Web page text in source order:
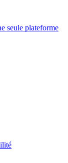
seule plateforme